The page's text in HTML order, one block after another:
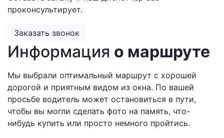
проконсультирует.
Заказать звонок
Информация о маршруте
Мы выбрали оптимальный маршрут с хорошей
дорогой и приятным видом из окна. По вашей
просьбе водитель может остановиться в пути,
чтобы вы могли сделать фото на память, что-
нибудь купить или просто немного пройтись.